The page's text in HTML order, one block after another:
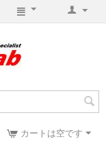
カートは空です